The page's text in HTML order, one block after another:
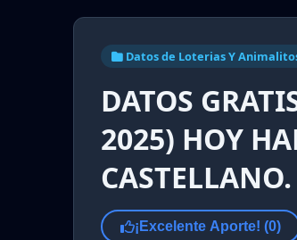
Datos de Loterias Y
DATOS
2025) HOY
¡Excelente Aporte! (0)